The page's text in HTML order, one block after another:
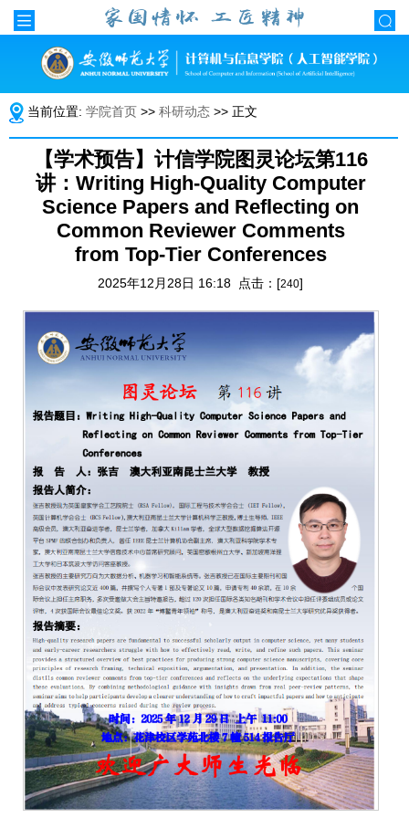
当前位置: 学院首页 >> 科研动态 >> 正文
【学术预告】计信学院图灵论坛第116
讲：Writing High-Quality Computer
Science Papers and Reflecting on
Common Reviewer Comments
from Top-Tier Conferences
2025年12月28日 16:18 点击：[240]